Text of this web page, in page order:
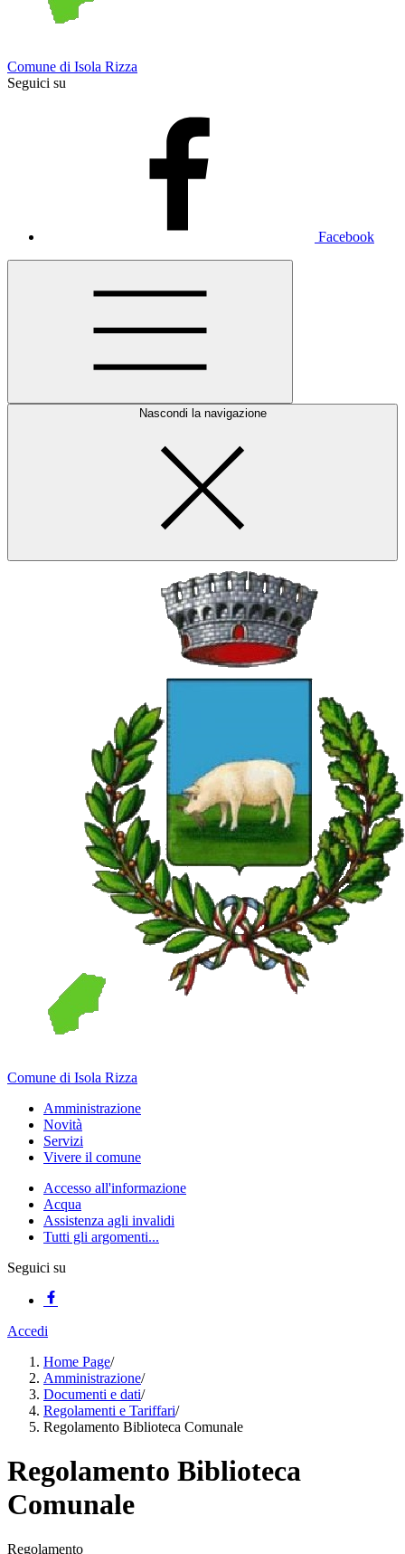
Comune di Isola Rizza
Seguici su
Facebook
Nascondi la navigazione
Comune di Isola Rizza
Amministrazione
Novità
Servizi
Vivere il comune
Accesso all'informazione
Acqua
Assistenza agli invalidi
Tutti gli argomenti...
Seguici su
Accedi
Home Page/
Amministrazione/
Documenti e dati/
Regolamenti e Tariffari/
Regolamento Biblioteca Comunale
Regolamento Biblioteca
Comunale
Regolamento